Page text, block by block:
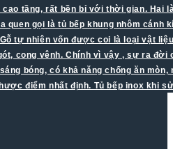
cao tầng, rất bền bỉ với thời gian. Hai
quen gọi là tủ bếp khung nhôm cánh
Gỗ tự nhiên vốn được coi là loại vật
cong vênh. Chính vì vậy , sự ra
bóng, có khả năng chống ăn
điểm nhất định. Tủ bếp inox khi